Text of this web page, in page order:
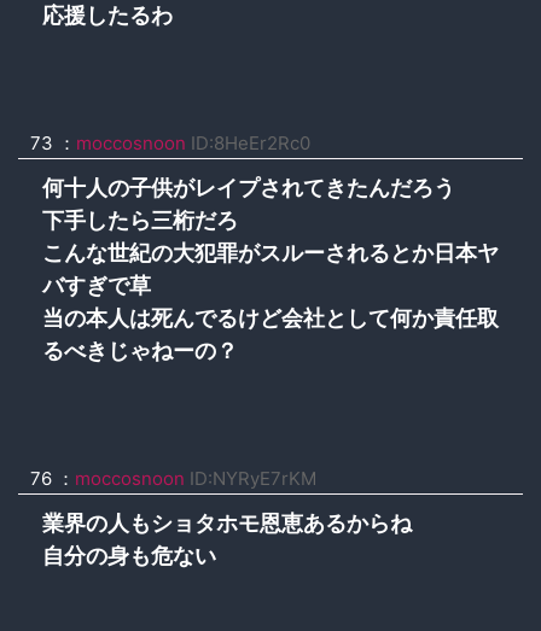
応援したるわ
73 ： moccosnoon ID:8HeEr2Rc0
何十人の子供がレイプされてきたんだろう
下手したら三桁だろ
こんな世紀の大犯罪がスルーされるとか日本ヤ
バすぎで草
当の本人は死んでるけど会社として何か責任取
るべきじゃねーの？
76 ： moccosnoon ID:NYRyE7rKM
業界の人もショタホモ恩恵あるからね
自分の身も危ない